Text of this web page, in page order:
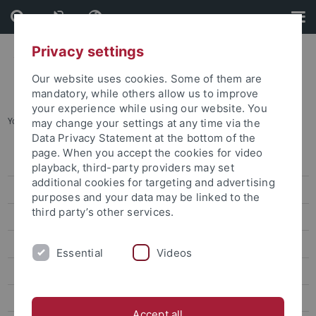
Skip
to
content
Skip
to
footer
You are here: Startseite ... Qualifikationsziele
Veranstaltungen
Förderformate
Generative KI in Lehre und Forschung
Digitale Lehre
Teaching Excellence – Digital
Privacy settings
Our website uses cookies. Some of them are
mandatory, while others allow us to improve
your experience while using our website. You
may change your settings at any time via the
Data Privacy Statement at the bottom of the
page. When you accept the cookies for video
playback, third-party providers may set
additional cookies for targeting and advertising
purposes and your data may be linked to the
third party’s other services.
Essential Videos